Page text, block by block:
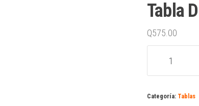
Tabla
Q575.00
medida
Categoría: Tablas